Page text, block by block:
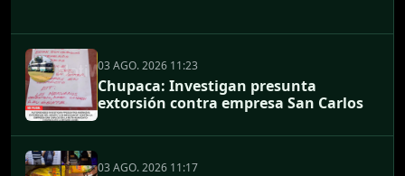
03 AGO. 2026 11:23
Chupaca: Investigan presunta
extorsión contra empresa San Carlos
03 AGO. 2026 11:17